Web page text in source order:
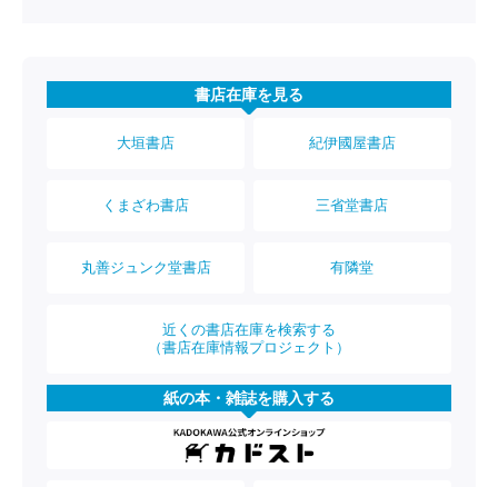
書店在庫を見る
大垣書店 紀伊國屋書店
くまざわ書店 三省堂書店
丸善ジュンク堂書店 有隣堂
近くの書店在庫を検索する
（書店在庫情報プロジェクト）
紙の本・雑誌を購入する